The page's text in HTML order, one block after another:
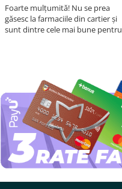
Foarte mulțumită! Nu se prea
găsesc la farmaciile din cartier și
sunt dintre cele mai bune pentru